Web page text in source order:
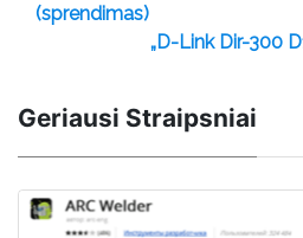
(sprendimas)
„D-Link Dir-300
Geriausi Straipsniai